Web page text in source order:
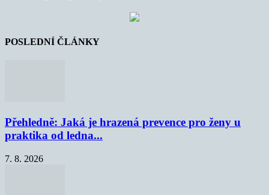
POSLEDNÍ ČLÁNKY
Přehledně: Jaká je hrazená prevence pro ženy u
praktika od ledna...
7. 8. 2026